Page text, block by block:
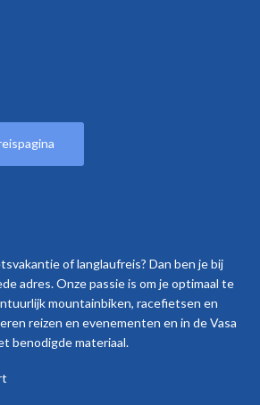
of langlaufreis? Dan ben je bij
adres. Onze passie is om je optimaal te
mountainbiken, racefietsen en
reizen en evenementen en in de Vasa
benodigde materiaal.